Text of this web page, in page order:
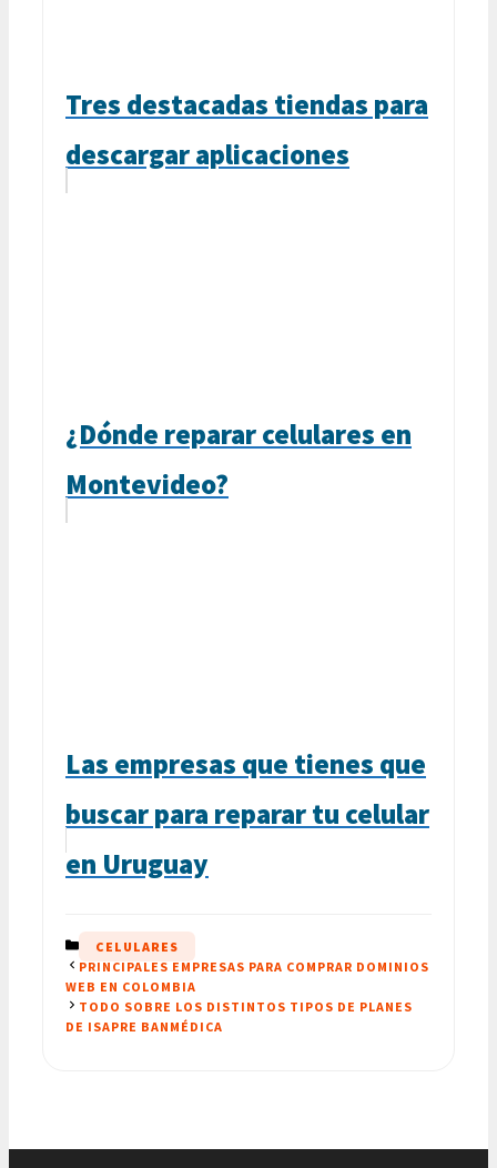
Tres destacadas tiendas para
descargar aplicaciones
¿Dónde reparar celulares en
Montevideo?
Las empresas que tienes que
buscar para reparar tu celular
en Uruguay
CATEGORÍAS
CELULARES
PRINCIPALES EMPRESAS PARA COMPRAR DOMINIOS
WEB EN COLOMBIA
TODO SOBRE LOS DISTINTOS TIPOS DE PLANES
DE ISAPRE BANMÉDICA